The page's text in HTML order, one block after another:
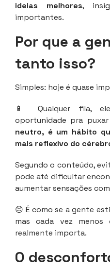
ideias melhores,
importantes.
Por que a
tanto isso?
Simples: hoje é quase
📱 Qualquer fila,
oportunidade pra
neutro, é um hábito
mais reflexivo do
Segundo o conteúdo,
pode até dificultar
aumentar sensações
😣 É como se a gente
mas cada vez
realmente importa.
O